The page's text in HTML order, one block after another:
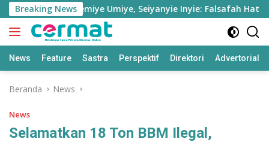
Langsung
ke
konten
Breaking News
Alemiye Umiye, Seiyanyie Inyie: Falsafah Hatuhaha
News Feature Sastra Perspektif Direktori Advertorial
Beranda News
News
Selamatkan 18 Ton BBM Ilegal,